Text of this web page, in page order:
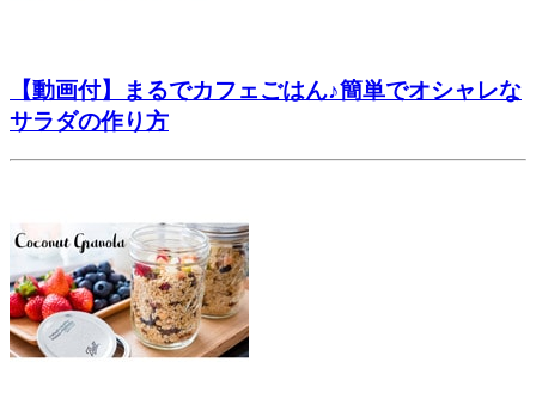
【動画付】まるでカフェごはん♪簡単でオシャレな
サラダの作り方